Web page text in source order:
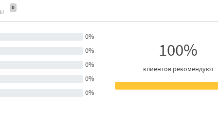
0
0%
0%
0%
0%
0%
100%
клиентов рекомендуют